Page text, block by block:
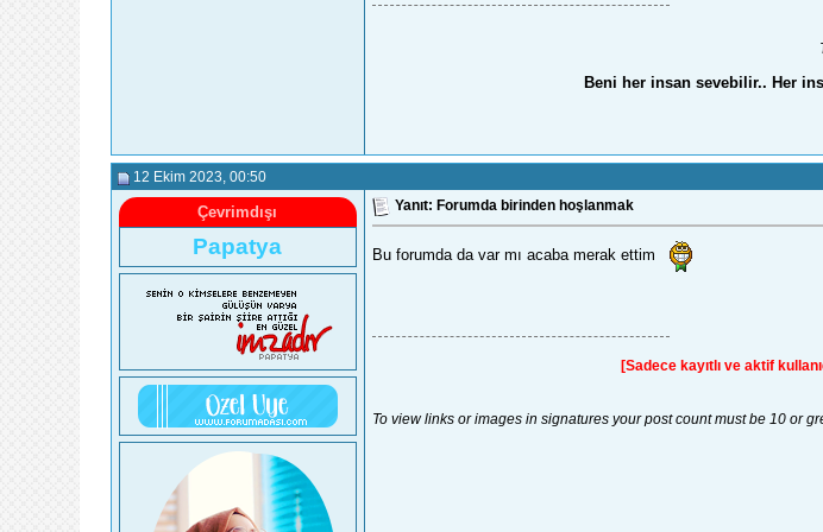
Beni her insan sevebilir.. Her
12 Ekim 2023 , 00:50
Çevrimdışı
Papatya
Yanıt: Forumda birinden hoşlanmak
Bu forumda da var mı acaba merak ettim
[Sadece kayıtlı ve aktif
To view links or images in signatures your post count must be 10 or